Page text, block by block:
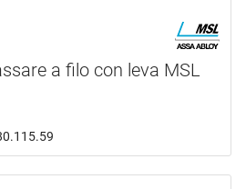
a filo con leva MSL